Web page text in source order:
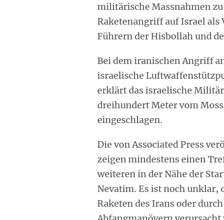
militärische Massnahmen
Raketenangriff auf Israel als
Führern der Hisbollah und
Bei dem iranischen Angriff
israelische
erklärt das israelische
dreihundert Meter vom
eingeschlagen.
Die von Associated Press
zeigen mindestens einen
weiteren in der Nähe der
Nevatim. Es ist noch unklar,
Raketen des Irans oder